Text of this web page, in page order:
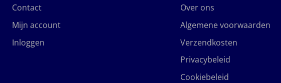
Contact
Mijn account
Inloggen
Over ons
Algemene voorwaarden
Verzendkosten
Privacybeleid
Cookiebeleid